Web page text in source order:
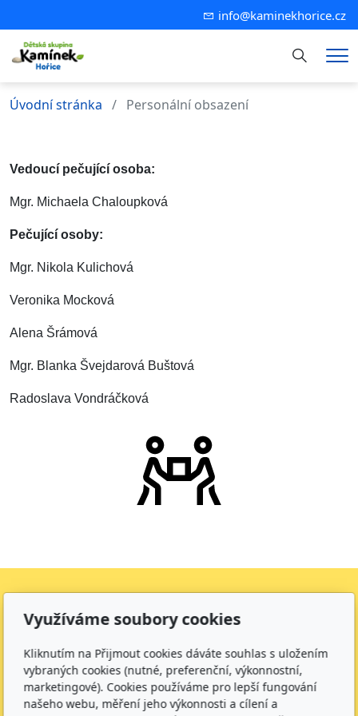
info@kaminekhorice.cz
Hledání
Úvodní stránka Personální obsazení
Vedoucí pečující osoba:
Mgr. Michaela Chaloupková
Pečující osoby:
Mgr. Nikola Kulichová
Veronika Mocková
Alena Šrámová
Mgr. Blanka Švejdarová Buštová
Radoslava Vondráčková
Adresa
Dětská skupina Kamínek Hořice
Karla Kofránka 2342, 50801
IČO:60114100
Číslo účtu:19-1161153379/0800
Využíváme soubory cookies
Kliknutím na Přijmout cookies dáváte souhlas s uložením
vybraných cookies (nutné, preferenční, výkonnostní,
marketingové). Cookies používáme pro lepší fungování
našeho webu, měření jeho výkonnosti a cílení a